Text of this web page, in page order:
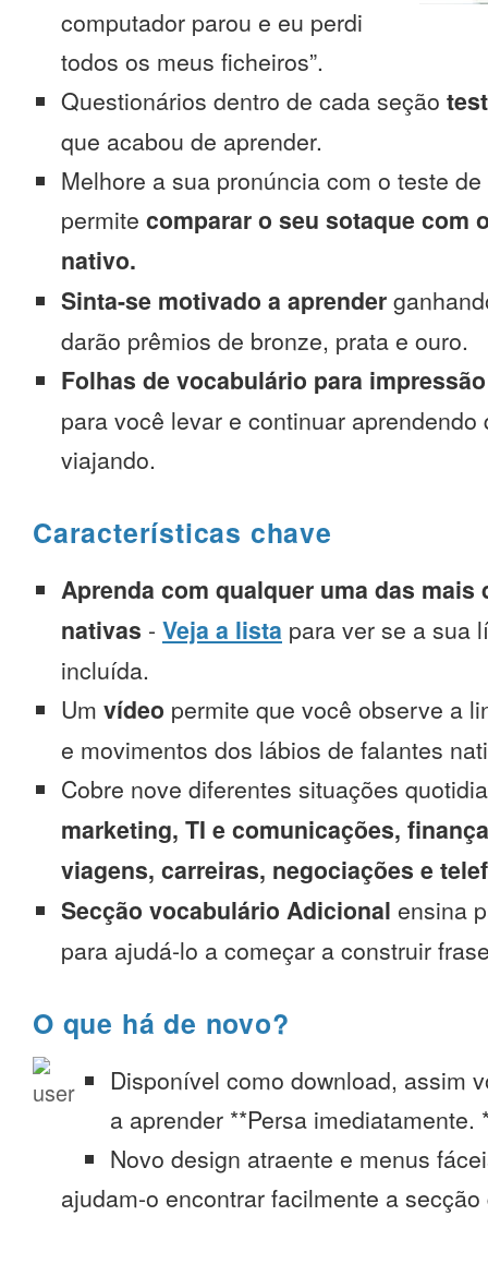
computador parou e eu perdi
todos os meus ficheiros”.
Questionários dentro de cada seção
que acabou de aprender.
Melhore a sua pronúncia com o teste
permite comparar o seu sotaque com
nativo.
Sinta-se motivado a aprender
darão prêmios de bronze, prata e ouro.
Folhas de vocabulário para impressão
para você levar e continuar aprendendo
viajando.
Características chave
Aprenda com qualquer uma das mais
nativas - Veja a lista para ver se a sua
incluída.
Um vídeo permite que você observe a
e movimentos dos lábios de falantes
Cobre nove diferentes situações
marketing, TI e comunicações,
viagens, carreiras, negociações e
Secção vocabulário Adicional ensina
para ajudá-lo a começar a construir
O que há de novo?
Disponível como download, assim
a aprender **Persa imediatamente.
Novo design atraente e menus
ajudam-o encontrar facilmente a